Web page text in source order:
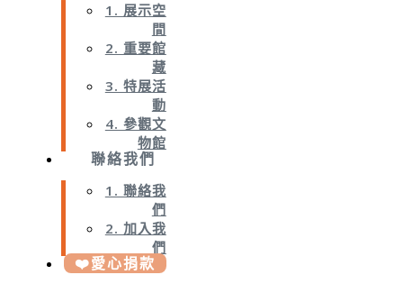
1. 展示空
間
2. 重要館
藏
3. 特展活
動
4. 參觀文
物館
聯絡我們
1. 聯絡我
們
2. 加入我
們
❤️愛心捐款